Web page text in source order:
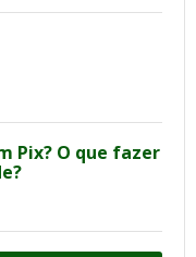
Pix? O que fazer